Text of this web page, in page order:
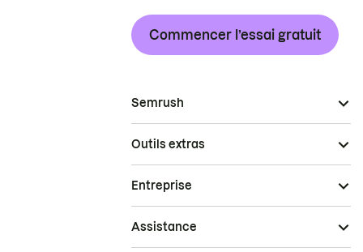
Commencer l’essai gratuit
Semrush
Outils extras
Entreprise
Assistance